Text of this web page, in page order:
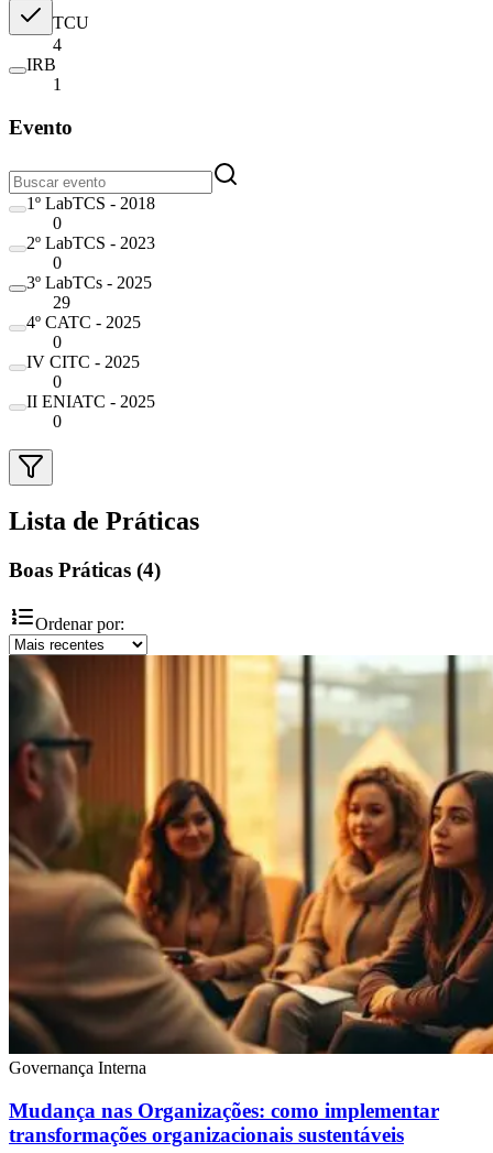
TCU
4
IRB
1
Evento
1º LabTCS - 2018
0
2º LabTCS - 2023
0
3º LabTCs - 2025
29
4º CATC - 2025
0
IV CITC - 2025
0
II ENIATC - 2025
0
Lista de Práticas
Boas Práticas (4)
Ordenar por:
Governança Interna
Mudança nas Organizações: como implementar
transformações organizacionais sustentáveis